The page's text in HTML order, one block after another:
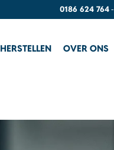
0186 624 764-
HERSTELLEN OVER ONS